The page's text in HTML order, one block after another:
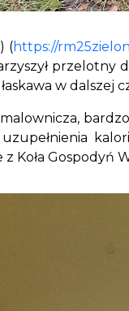
(https://
przelotny
w dalszej
Koła Gospodyń